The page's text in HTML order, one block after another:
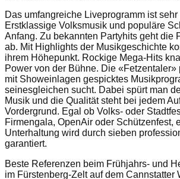
Das umfangreiche Liveprogramm ist sehr
Erstklassige Volksmusik und populäre
Anfang. Zu bekannten Partyhits geht die
ab. Mit Highlights der Musikgeschichte
ihrem Höhepunkt. Rockige Mega-Hits
Power von der Bühne. Die «Fetzentaler»
mit Showeinlagen gespicktes
seinesgleichen sucht. Dabei spürt man
Musik und die Qualität steht bei jedem
Vordergrund. Egal ob Volks- oder
Firmengala, OpenAir oder Schützenfest,
Unterhaltung wird durch sieben
garantiert.
Beste Referenzen beim Frühjahrs- und
im Fürstenberg-Zelt auf dem Cannstatter